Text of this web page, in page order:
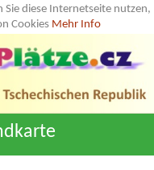
Sie diese Internetseite nutzen,
Cookies Mehr Info